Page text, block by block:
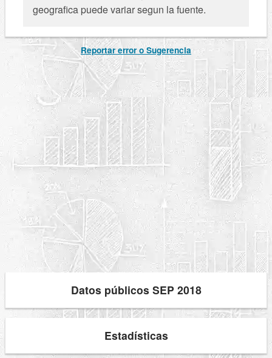
geografica puede variar segun la fuente.
Reportar error o Sugerencia
Datos públicos SEP 2018
Estadísticas